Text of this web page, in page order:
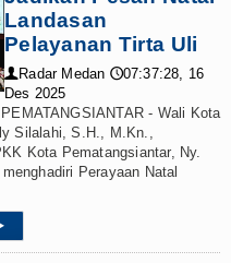
Kelapa di Nias Utara
Sekolah di Thailand
Persahabatan di
illegal di Karo
Utara dari Hulu ke
Surati SMPN 1
Landasan
Pelayanan Tirta Uli
👤 Radar Medan 🕔07:37:28, 16
Des 2025
- Wali Kota
Silalahi, S.H., M.Kn.,
Kota Pematangsiantar, Ny.
Perayaan Natal
▸